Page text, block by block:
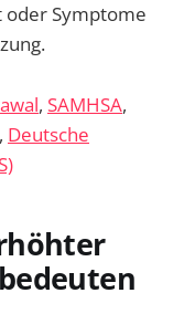
oder Symptome
, SAMHSA,
, Deutsche